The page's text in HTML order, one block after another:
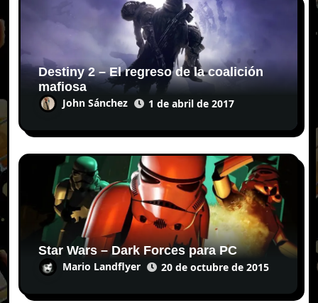
Destiny 2 – El regreso de la coalición
mafiosa
John Sánchez 1 de abril de 2017
Star Wars – Dark Forces para PC
Mario Landflyer 20 de octubre de 2015